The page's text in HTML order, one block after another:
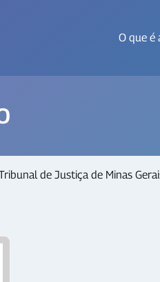
O que é
de Justiça de Minas